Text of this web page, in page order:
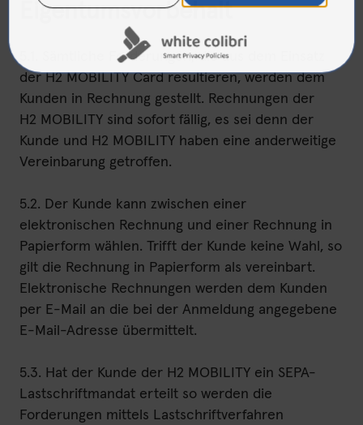
Eigentumsvorbehalt
5.1. Sämtliche Forderungen, die aus dem Einsatz
der H2 MOBILITY Card resultieren, werden dem
Kunden in Rechnung gestellt. Rechnungen der
H2 MOBILITY sind sofort fällig, es sei denn der
Kunde und H2 MOBILITY haben eine anderweitige
Vereinbarung getroffen.
5.2. Der Kunde kann zwischen einer
elektronischen Rechnung und einer Rechnung in
Papierform wählen. Trifft der Kunde keine Wahl, so
gilt die Rechnung in Papierform als vereinbart.
Elektronische Rechnungen werden dem Kunden
per E-Mail an die bei der Anmeldung angegebene
E-Mail-Adresse übermittelt.
5.3. Hat der Kunde der H2 MOBILITY ein SEPA-
Lastschriftmandat erteilt so werden die
Forderungen mittels Lastschriftverfahren